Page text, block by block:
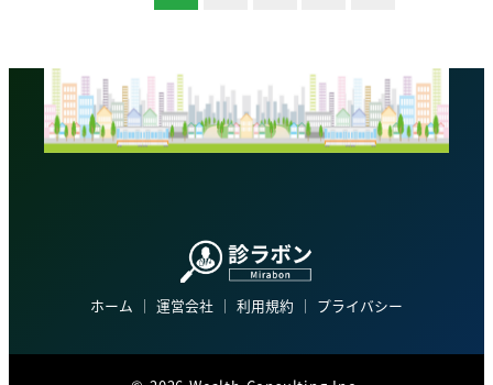
の
ペ
ホーム │ 運営会社 │ 利用規約 │ プライバシー